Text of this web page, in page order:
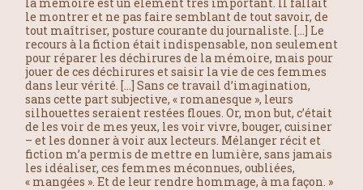
le montrer et ne pas faire semblant de tout savoir, de
tout maîtriser, posture courante du journaliste. […] Le
recours à la fiction était indispensable, non seulement
pour réparer les déchirures de la mémoire, mais pour
jouer de ces déchirures et saisir la vie de ces femmes
dans leur vérité. […] Sans ce travail d’imagination,
sans cette part subjective, « romanesque », leurs
silhouettes seraient restées floues. Or, mon but, c’était
de les voir de mes yeux, les voir vivre, bouger, cuisiner
– et les donner à voir aux lecteurs. Mélanger récit et
fiction m’a permis de mettre en lumière, sans jamais
les idéaliser, ces femmes méconnues, oubliées,
« mangées ». Et de leur rendre hommage, à ma façon. »